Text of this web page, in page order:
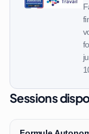
Sessions